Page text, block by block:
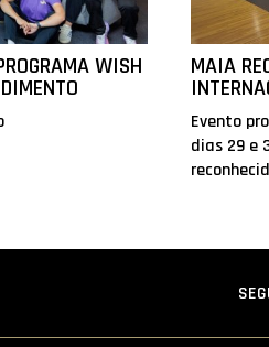
WISH MAIA
Evento
dias 29 e